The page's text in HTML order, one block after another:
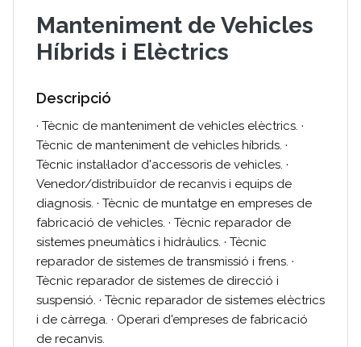
Manteniment de Vehicles
Híbrids i Elèctrics
Descripció
· Tècnic de manteniment de vehicles elèctrics. ·
Tècnic de manteniment de vehicles híbrids. ·
Tècnic instal·lador d'accessoris de vehicles. ·
Venedor/distribuïdor de recanvis i equips de
diagnosis. · Tècnic de muntatge en empreses de
fabricació de vehicles. · Tècnic reparador de
sistemes pneumàtics i hidràulics. · Tècnic
reparador de sistemes de transmissió i frens. ·
Tècnic reparador de sistemes de direcció i
suspensió. · Tècnic reparador de sistemes elèctrics
i de càrrega. · Operari d'empreses de fabricació
de recanvis.